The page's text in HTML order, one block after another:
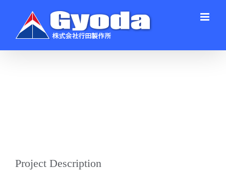
content
Project Description